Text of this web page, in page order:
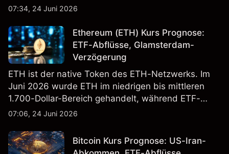
Fokus rückte. Die Wertentwicklung in der
zukünftige Ergebnisse.
07:34, 24 Juni 2026
Ethereum (ETH) Kurs Prognose:
ETF-Abflüsse, Glamsterdam-
Verzögerung
ETH ist der native Token des ETH-Netzwerks. Im
Juni 2026 wurde ETH im niedrigen bis mittleren
1.700-Dollar-Bereich gehandelt, während ETF-
Flüsse und der Zeitplan für Upgrades die
Vergangenheit ist kein verlässlicher Indikator für
zukünftige Ergebnisse.
07:06, 24 Juni 2026
Bitcoin Kurs Prognose: US-Iran-